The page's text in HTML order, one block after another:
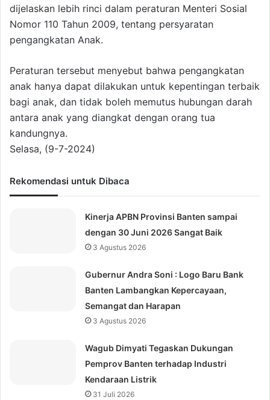
dijelaskan lebih rinci dalam peraturan Menteri Sosial
Nomor 110 Tahun 2009, tentang persyaratan
pengangkatan Anak.
Peraturan tersebut menyebut bahwa pengangkatan
anak hanya dapat dilakukan untuk kepentingan terbaik
bagi anak, dan tidak boleh memutus hubungan darah
antara anak yang diangkat dengan orang tua
kandungnya.
Selasa, (9-7-2024)
Rekomendasi untuk Dibaca
Kinerja APBN Provinsi Banten sampai
dengan 30 Juni 2026 Sangat Baik
3 Agustus 2026
Gubernur Andra Soni : Logo Baru Bank
Banten Lambangkan Kepercayaan,
Semangat dan Harapan
3 Agustus 2026
Wagub Dimyati Tegaskan Dukungan
Pemprov Banten terhadap Industri
Kendaraan Listrik
31 Juli 2026